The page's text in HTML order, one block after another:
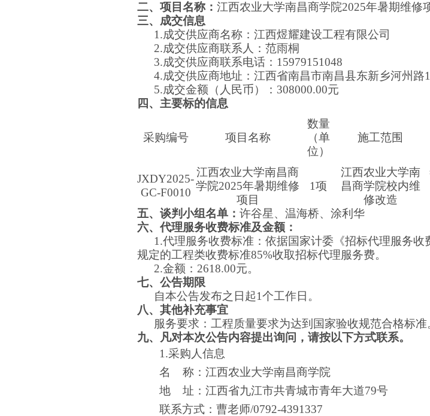
二、项目名称： 江西农业大学南昌商学院2025年暑期维修
三、成交信息
1.成交供应商名称：江西煜耀建设工程有限公司
2.成交供应商联系人：范雨桐
3.成交供应商联系电话：15979151048
4.成交供应商地址：江西省南昌市南昌县东新乡河州路
5.成交金额（人民币）：308000.00元
四、主要标的信息
采购编号 项目名称
数量
（单
位）
施工范围
JXDY2025-
GC-F0010
江西农业大学南昌商
学院2025年暑期维修
项目
1项
江西农业大学南
昌商学院校内维
修改造
五、谈判小组名单： 许谷星、温海桥、涂利华
六、代理服务收费标准及金额：
1.代理服务收费标准：依据国家计委《招标代理服务
规定的工程类收费标准85%收取招标代理服务费。
2.金额：2618.00元。
七、公告期限
自本公告发布之日起1个工作日。
八、其他补充事宜
服务要求：工程质量要求为达到国家验收规范合格标准
九、凡对本次公告内容提出询问，请按以下方式联系。
1.采购人信息
名
称：江西农业大学南昌商学院
地
址：江西省九江市共青城市青年大道79号
联系方式：曹老师/0792-4391337